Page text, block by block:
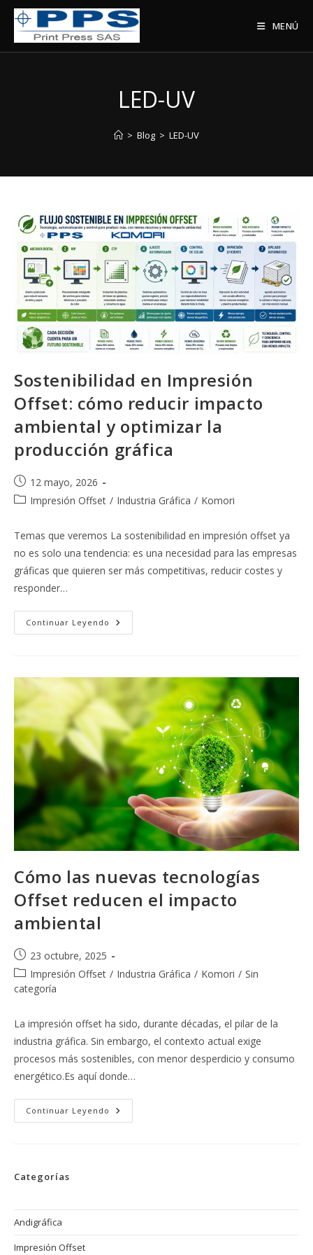
Saltar
contenido
MENÚ
LED-UV
> Blog > LED-UV
Sostenibilidad en Impresión
Offset: cómo reducir impacto
ambiental y optimizar la
producción gráfica
Publicación
de
12 mayo, 2026
Categoría
la
entrada:
Impresión Offset / Industria Gráfica / Komori
Temas que veremos La sostenibilidad en impresión offset ya
no es solo una tendencia: es una necesidad para las empresas
gráficas que quieren ser más competitivas, reducir costes y
responder…
Continuar Leyendo Sostenibilidad
En
Impacto
Ambiental
Optimizar
La
Producción
Gráfica
Cómo las nuevas tecnologías
Offset reducen el impacto
ambiental
Publicación
de
la
entrada:
23 octubre, 2025
Categoría
de
entrada:
Impresión Offset / Industria Gráfica / Komori / Sin
categoría
La impresión offset ha sido, durante décadas, el pilar de la
industria gráfica. Sin embargo, el contexto actual exige
procesos más sostenibles, con menor desperdicio y consumo
energético.Es aquí donde…
Continuar Leyendo Cómo
Las
Categorías
Andigráfica
Impresión Offset